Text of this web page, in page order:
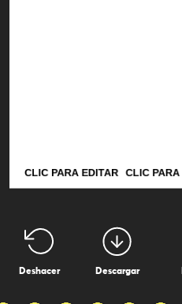
Deshacer Descargar